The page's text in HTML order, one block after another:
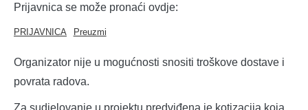
Prijavnica se može pronaći ovdje:
PRIJAVNICA Preuzmi
Organizator nije u mogućnosti snositi troškove dostave i
povrata radova.